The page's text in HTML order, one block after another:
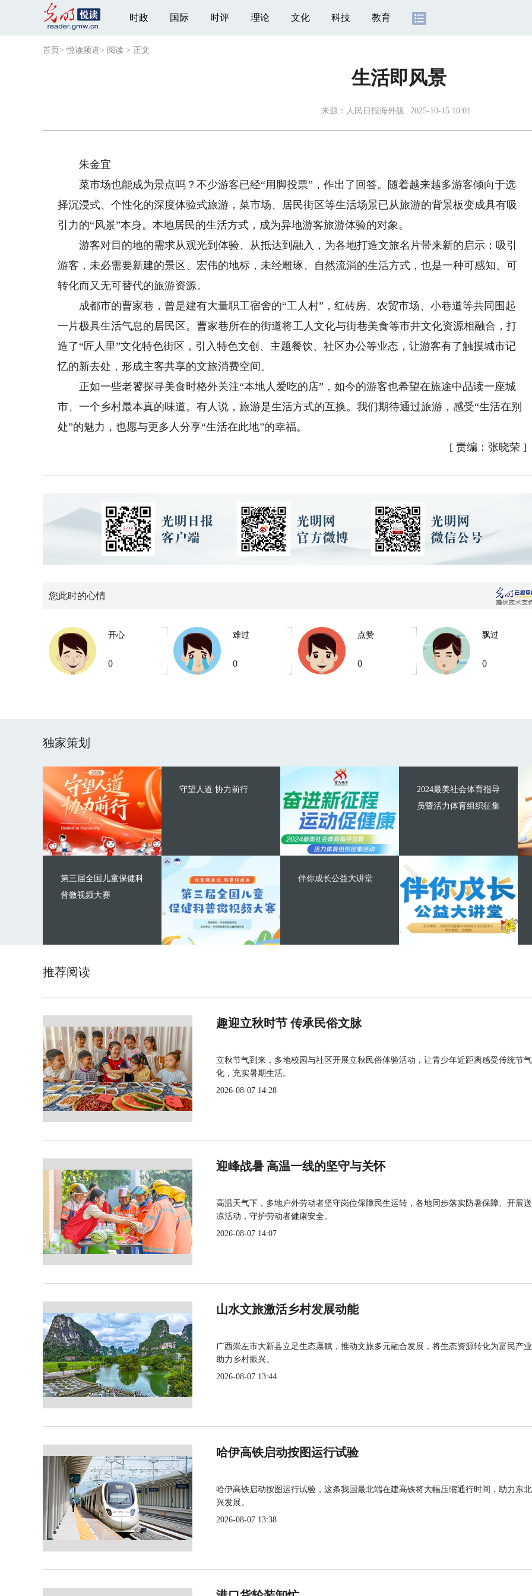
时政 国际 时评 理论 文化 科技 教育
首页 >悦读频道> 阅读 > 正文
生活即风景
来源： 人民日报海外版 2025-10-15 10:01
朱金宜
菜市场也能成为景点吗？不少游客已经“用脚投票”，作出了回答。随着越来越多游客倾向于选
择沉浸式、个性化的深度体验式旅游，菜市场、居民街区等生活场景已从旅游的背景板变成具有吸
引力的“风景”本身。本地居民的生活方式，成为异地游客旅游体验的对象。
游客对目的地的需求从观光到体验、从抵达到融入，为各地打造文旅名片带来新的启示：吸引
游客，未必需要新建的景区、宏伟的地标，未经雕琢、自然流淌的生活方式，也是一种可感知、可
转化而又无可替代的旅游资源。
成都市的曹家巷，曾是建有大量职工宿舍的“工人村”，红砖房、农贸市场、小巷道等共同围起
一片极具生活气息的居民区。曹家巷所在的街道将工人文化与街巷美食等市井文化资源相融合，打
造了“匠人里”文化特色街区，引入特色文创、主题餐饮、社区办公等业态，让游客有了触摸城市记
忆的新去处，形成主客共享的文旅消费空间。
正如一些老饕探寻美食时格外关注“本地人爱吃的店”，如今的游客也希望在旅途中品读一座城
市、一个乡村最本真的味道。有人说，旅游是生活方式的互换。我们期待通过旅游，感受“生活在别
处”的魅力，也愿与更多人分享“生活在此地”的幸福。
[ 责编：张晓荣 ]
您此时的心情
开心
0
难过
0
点赞
0
飘过
0
独家策划
守望人道 协力前行
第三届全国儿童保健科
普微视频大赛
2024最美社会体育指导
员暨活力体育组织征集
伴你成长公益大讲堂
推荐阅读
趣迎立秋时节 传承民俗文脉
立秋节气到来，多地校园与社区开展立秋民俗体验活动，让青少年近距离感受传统节
化，充实暑期生活。
2026-08-07 14:28
迎峰战暑 高温一线的坚守与关怀
高温天气下，多地户外劳动者坚守岗位保障民生运转，各地同步落实防暑保障、开展
凉活动，守护劳动者健康安全。
2026-08-07 14:07
山水文旅激活乡村发展动能
广西崇左市大新县立足生态禀赋，推动文旅多元融合发展，将生态资源转化为富民产
助力乡村振兴。
2026-08-07 13:44
哈伊高铁启动按图运行试验
哈伊高铁启动按图运行试验，这条我国最北端在建高铁将大幅压缩通行时间，助力东
兴发展。
2026-08-07 13:38